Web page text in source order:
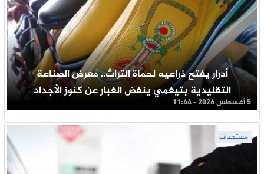
أدرار يفتح ذراعيه لحماة التراث.. معرض الصناعة
التقليدية بتيغمي ينفض الغبار عن كنوز الأجداد
5 أغسطس 2026 - 11:44
مستجدات